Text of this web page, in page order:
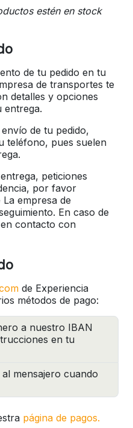
estén en stock
de tu pedido en tu
de transportes te
detalles y opciones
entrega.
de tu pedido,
teléfono, pues suelen
peticiones
por favor
empresa de
En caso de
contacto con
de Experiencia
métodos de pago:
a nuestro IBAN
en tu
al mensajero cuando
página de pagos.